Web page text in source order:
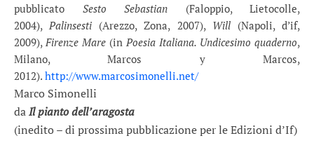
pubblicato Sesto Sebastian (Faloppio, Lietocolle,
2004),Palinsesti (Arezzo, Zona, 2007), Will(Napoli, d’if,
2009),Firenze Mare (in Poesia Italiana. Undicesimo quaderno,
Milano, Marcos y Marcos,
2012). http://www.marcosimonelli.net/
Marco Simonelli
daIl pianto dell’aragosta
(inedito – di prossima pubblicazione per le Edizioni d’If)